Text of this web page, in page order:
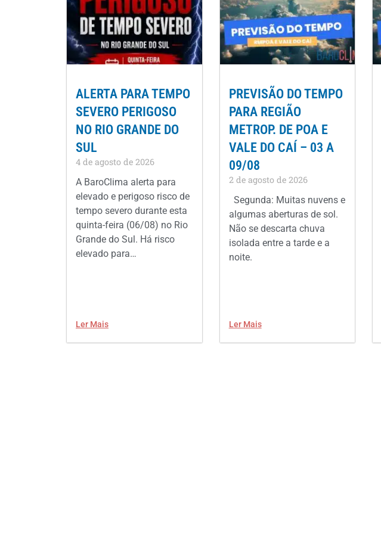
ALERTA PARA TEMPO
SEVERO PERIGOSO
NO RIO GRANDE DO
SUL
4 de agosto de 2026
A BaroClima alerta para
elevado e perigoso risco de
tempo severo durante esta
quinta-feira (06/08) no Rio
Grande do Sul. Há risco
elevado para…
Ler Mais
PREVISÃO DO TEMPO
PARA REGIÃO
METROP. DE POA E
VALE DO CAÍ – 03 A
09/08
2 de agosto de 2026
Segunda: Muitas nuvens e
algumas aberturas de sol.
Não se descarta chuva
isolada entre a tarde e a
noite.
Ler Mais